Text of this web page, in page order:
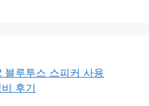
블루투스 스피커 사용
후기